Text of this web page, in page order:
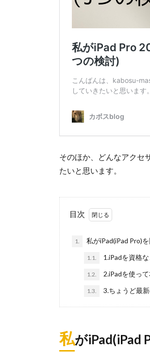
そのほか、どんなアクセ
たいと思います。
目次
1. 私がiPad(iPad Pro)
1.1. 1.iPadを資格
1.2. 2.iPadを使っ
1.3. 3.ちょうど最
私がiPad(iPad